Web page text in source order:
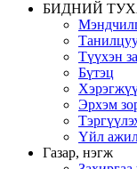
БИДНИЙ
Түүхэн
Бүтэц
Эрхэм
Үйл
Газар, нэгж